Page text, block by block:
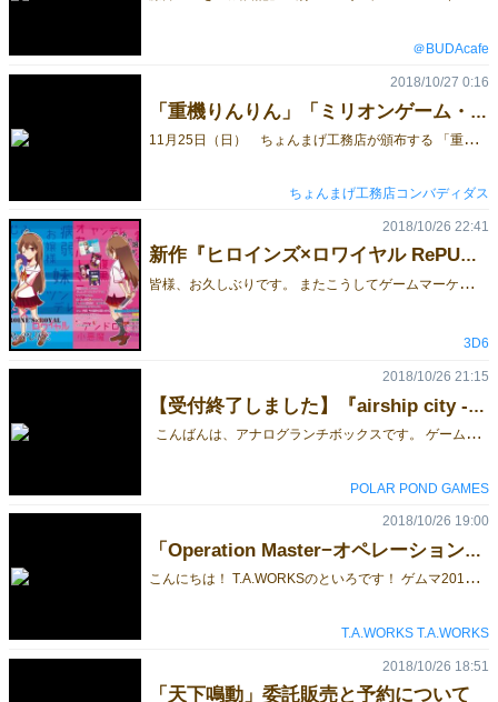
＠BUDAcafe
「重機りんりん」「ミリオンゲーム・カンパニー」の予約受付を開始しました。
1
1月25日（日） ちょんまげ工務店が頒布する 「重機りんりん（イベント価格：2,500円）」 「ミリオンゲーム・カンパニー（イベント価格：2,000円）」 について、取り置き予約の受付を開始しました。 新作「重機りんりん」については、予約特典として重機カード「コンクリートポンプ車」をお付けいたします。重機としてはマイナーですが、某国民的怪獣映画で怪獣をやっつける際に活躍したアレです（ゲーム内での扱いも結構強くしてあります）。 「ミリオンゲーム・カンパニー」については予約特典はありませんが、当日の持ち込み数を決める上で参考にしますので、ご購入をお考えの方はなるべく予約をお願いいたします。 予約はこちらからお願いいたします。
2018/10/27 0:16
ちょんまげ工務店コンバディダス
新作『ヒロインズ×ロワイヤル RePURE』パッケージイラスト
皆
様、お久しぶりです。 またこうしてゲームマーケットに参加できて嬉しいです！ そんなサークル3D6の今回の頒布作品は・・・ 当サークル最初の作品『ヒロインズ×ロワイヤル』のリメイク版となる、 『ヒロインズ×ロワイヤル RePURE』となります！ 「あなたたちはギャルゲーのヒロインとなって主人公からの好感度を稼ぎ、メインヒロインとしてハッピーエンドを迎えましょう――どんな手を使ってでも」 という初代作品のコンセプトをそのままに、ゲームシステムを改良。 面白さそのままに、いえ、面白さそれ以上に。 そして、大変遊びやすくなりました。 これから定期的に新作の情報を載せていきます。 どうぞお楽しみに！
2018/10/26 22:41
3D6
【受付終了しました】『airship city -飛行船都市-』と『passtally』の予約を開始しました！
こんばんは、アナログランチボックスです。 ゲームマーケット2018秋の取り置きご予約は 両作品とも予定数に達しましたので、受付を終了させていただきました。 たくさんのご予約をいただき、ありがとうございました！ 当日分のご用意もございますので、よろしくお願いいたします。 また、当日は13時以降に 新作「飛行船都市」の試遊（ショート版）も予定してますので、 ぜひI06ブースまで遊びに来てください！ 【2018.11.13】 -------------------------------------------- こんばんは、アナログランチボックスです！ ゲームマーケット2018秋の新作『airship city -飛行船都市-』と 準新作『passtally（パスタリー）』のイベント当日の取り置き予約を開始しました！ ※11/19(月)の18時で予約を締め切らせていただきます。 ※規定数に達した場合は、早めに予約を締め切らせていただく場合がございます。 イベント当日（11/24 土曜のみ出展）の15時までに、I06ブースへお越しくださいませ。 ※15時以降には、当日販売分とさせていただきます。 --- ① 新作 『airship city -飛行船都市-』 -------------------------------------------- 飛行船都市が舞台のボードゲーム 通常価格 7,560円 → 新作限定価格 6,500円 プレイヤーは飛行船技師となり 様々な方法で都市の発展に貢献し、名誉ある地位を築くことを目指します。 飛行船都市の各施設に移動し、 資材や契約書の獲得や、飛行船の造船、公共施設の建造、契約の達成など 様々なアクションを行いながら、名誉（勝利点）を獲得していきます。 ゲームで勝利するためには効率的にアクションを行うことが重要です。 自分が移動するだけでなく、飛行船都市を動かして、効率よく目的地に向かいましょう。 また、造船した飛行船を都市に寄贈したり、 工房の改築、人材を雇用することでも生産性をあげることができます。 そして、ゲーム終了時に 造船、建造、交易の各分野で最も貢献したプレイヤーは さらなる名誉を獲得することができます。 あなたは飛行船技師として 大きな名誉を得ることができるでしょうか。 ＜『airship city -飛行船都市-』の商品概要とルールはこちら＞ --- ② 準新作 『passtally』 ------------------------------------------------------ タイルを積み上げて、ラインを繋げていくパズルゲーム 通常価格 4,536円 → 準新作限定価格 4,000円 「タイルを置く」「駒を動かす」の 2アクションを組み合わせて手番を行うシンプルなパズルゲームです。 自分の駒同士がラインで繋がっていると 毎手番で得点計算が発生します。 段数の高いタイルをラインが通過していると高得点のチャンスです。 高くタイルを積み上げながら 自分の駒だけがラインで繋がるようにして勝利を目指しましょう！ ＜『passtally』の商品概要とルールはこちら＞ ------------------------- ※11/19(月)の18時で予約を締め切らせていただきます。 ※規定数に達した場合は、早めに予約を締め切らせていただく場合がございます。 イベント当日（11/24 土曜のみ出展）の15時までに、I06ブースへお越しくださいませ。 ※15時以降には、当日販売分とさせていただきます。 11/24（土） I06ブースにて、お待ちしております！ 【2018.10.26】
2018/10/26 21:15
POLAR POND GAMES
「Operation Master−オペレーションマスター−」取り置き予約開始です！！
こ
んにちは！ T.A.WORKSのといろです！ ゲムマ2018秋の新作「Operation Master−オペレーションマスター−」の取り置き予約を開始いたします！ こちらが予約ページのリンクになります！ ↓↓↓↓↓↓↓↓↓ https://goo.gl/forms/BgAKZk6xT2DfsHR23 旧作含めた予約ページとなっております。 何か不明点などありましたらツイッターやメールからご連絡お待ちしております！ 以下注意事項となりますのでご一読お願いいたします。 ●予約受付期間について 11/23(金)12：00の正午まで。 ●予約品の受取時間について イベント当日の14：59まで。 15:00以降になりますと当日販売分となりますのでご注意ください。 ※「T.A.WORKS」のブースにて「予約者名」をお伝えください。 ※今回のゲムマはT.A.WORKSとしての出展ではなく、他サークルさんとの共同出展となります。 注意していただけますと幸いです。 −−−−−− ◆1日目 サークル名：WEST EIGHT様 新作：ウィッチメーカーズダービー 出展場所：土-J13 ◆2日目 サークル名：四等星様 新作1：破天荒な結婚相談所〜ママレード・クラブ〜 新作2：SANTIAGO de COMPOSTELA 出展場所：日-G21-22 −−−− たくさんの予約お待ちしております！( ´ ▽ ` )
2018/10/26 19:00
T.A.WORKS T.A.WORKS
「天下鳴動」委託販売と予約について
2018/10/26 18:51